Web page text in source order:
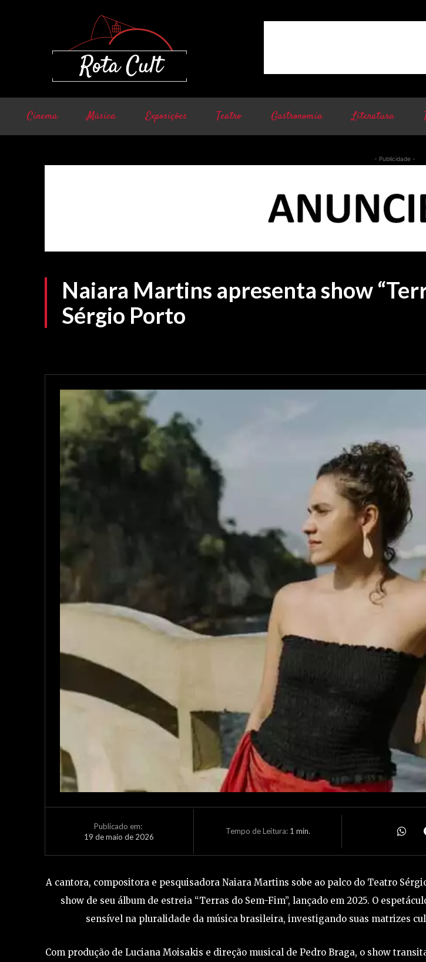
Cinema Música Exposições Teatro Gastronomia Literatura
- Publicidade -
Naiara Martins apresenta show
Sérgio Porto
Publicado em:
19 de maio de 2026
Tempo de Leitura: 1 min.
A cantora, compositora e pesquisadora Naiara Martins sobe ao palco do Teatro
show de seu álbum de estreia “Terras do Sem-Fim”, lançado em 2025. O
sensível na pluralidade da música brasileira, investigando suas matrizes
Com produção de Luciana Moisakis e direção musical de Pedro Braga, o show